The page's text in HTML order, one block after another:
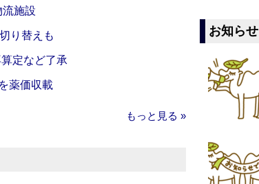
流施設
り替えも
定など了承
薬価収載
もっと見る »
お知らせ